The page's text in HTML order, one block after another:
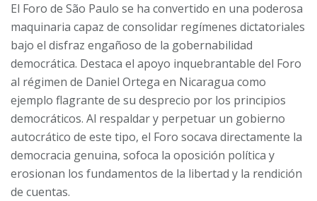
El Foro de São Paulo se ha convertido en una poderosa
maquinaria capaz de consolidar regímenes dictatoriales
bajo el disfraz engañoso de la gobernabilidad
democrática. Destaca el apoyo inquebrantable del Foro
al régimen de Daniel Ortega en Nicaragua como
ejemplo flagrante de su desprecio por los principios
democráticos. Al respaldar y perpetuar un gobierno
autocrático de este tipo, el Foro socava directamente la
democracia genuina, sofoca la oposición política y
erosionan los fundamentos de la libertad y la rendición
de cuentas.